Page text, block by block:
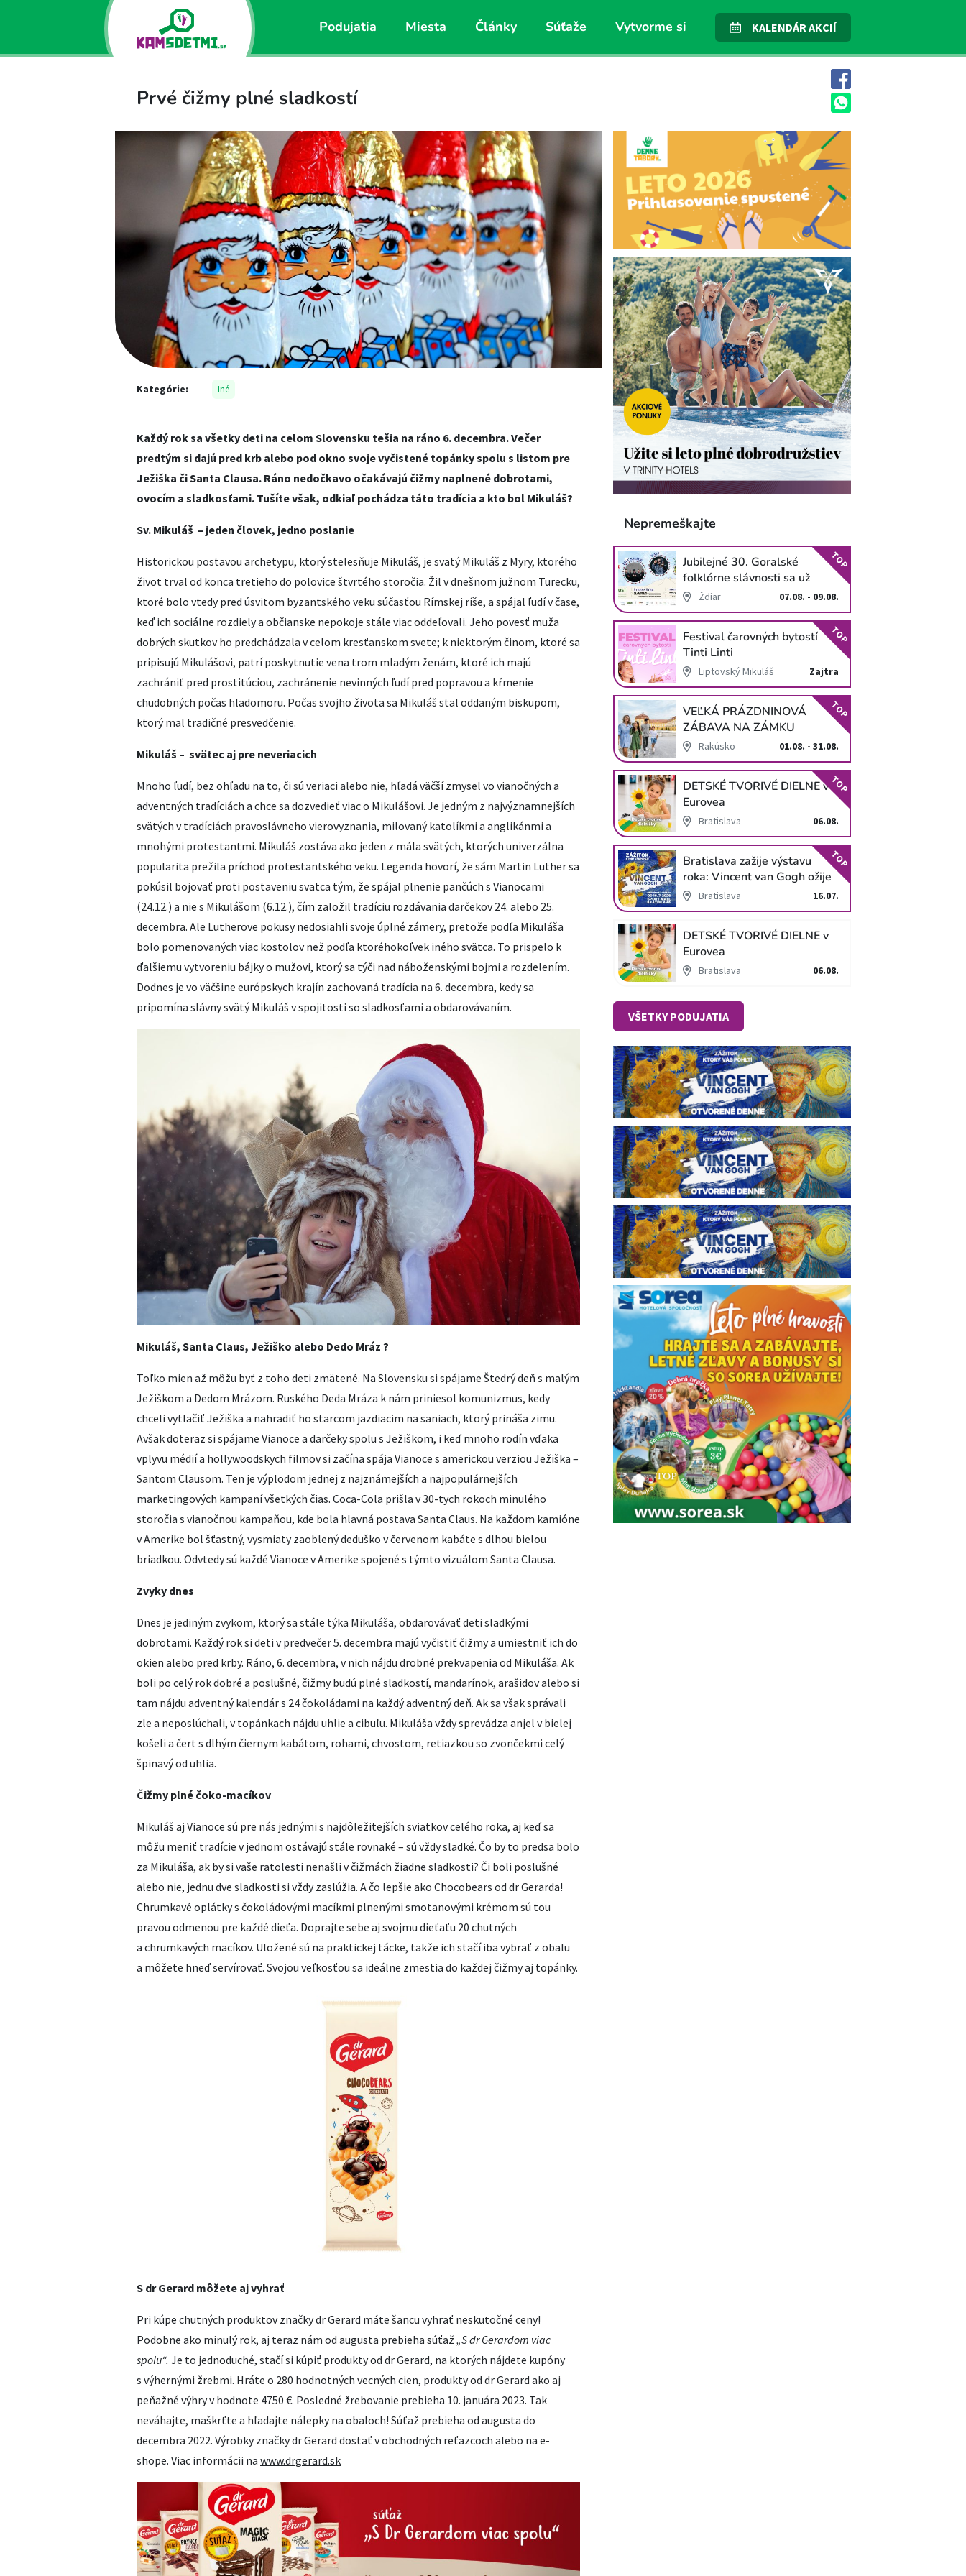
Podujatia Miesta Články Súťaže Vytvorme si KALENDÁR AKCIÍ
Prvé čižmy plné sladkostí
Kategórie: Iné
Každý rok sa všetky deti na celom Slovensku tešia na ráno 6. decembra. Večer
predtým si dajú pred krb alebo pod okno svoje vyčistené topánky spolu s listom pre
Ježiška či Santa Clausa. Ráno nedočkavo očakávajú čižmy naplnené dobrotami,
ovocím a sladkosťami. Tušíte však, odkiaľ pochádza táto tradícia a kto bol Mikuláš?
Sv. Mikuláš – jeden človek, jedno poslanie
Historickou postavou archetypu, ktorý stelesňuje Mikuláš, je svätý Mikuláš z Myry, ktorého
život trval od konca tretieho do polovice štvrtého storočia. Žil v dnešnom južnom Turecku,
ktoré bolo vtedy pred úsvitom byzantského veku súčasťou Rímskej ríše, a spájal ľudí v čase,
keď ich sociálne rozdiely a občianske nepokoje stále viac oddeľovali. Jeho povesť muža
dobrých skutkov ho predchádzala v celom kresťanskom svete; k niektorým činom, ktoré sa
pripisujú Mikulášovi, patrí poskytnutie vena trom mladým ženám, ktoré ich majú
zachrániť pred prostitúciou, zachránenie nevinných ľudí pred popravou a kŕmenie
chudobných počas hladomoru. Počas svojho života sa Mikuláš stal oddaným biskupom,
ktorý mal tradičné presvedčenie.
Mikuláš – svätec aj pre neveriacich
Mnoho ľudí, bez ohľadu na to, či sú veriaci alebo nie, hľadá väčší zmysel vo vianočných a
adventných tradíciách a chce sa dozvedieť viac o Mikulášovi. Je jedným z najvýznamnejších
svätých v tradíciách pravoslávneho vierovyznania, milovaný katolíkmi a anglikánmi a
mnohými protestantmi. Mikuláš zostáva ako jeden z mála svätých, ktorých univerzálna
popularita prežila príchod protestantského veku. Legenda hovorí, že sám Martin Luther sa
pokúsil bojovať proti postaveniu svätca tým, že spájal plnenie pančúch s Vianocami
(24.12.) a nie s Mikulášom (6.12.), čím založil tradíciu rozdávania darčekov 24. alebo 25.
decembra. Ale Lutherove pokusy nedosiahli svoje úplné zámery, pretože podľa Mikuláša
bolo pomenovaných viac kostolov než podľa ktoréhokoľvek iného svätca. To prispelo k
ďalšiemu vytvoreniu bájky o mužovi, ktorý sa týči nad náboženskými bojmi a rozdelením.
Dodnes je vo väčšine európskych krajín zachovaná tradícia na 6. decembra, kedy sa
pripomína slávny svätý Mikuláš v spojitosti so sladkosťami a obdarovávaním.
Mikuláš, Santa Claus, Ježiško alebo Dedo Mráz ?
Toľko mien až môžu byť z toho deti zmätené. Na Slovensku si spájame Štedrý deň s malým
Ježiškom a Dedom Mrázom. Ruského Deda Mráza k nám priniesol komunizmus, kedy
chceli vytlačiť Ježiška a nahradiť ho starcom jazdiacim na saniach, ktorý prináša zimu.
Avšak doteraz si spájame Vianoce a darčeky spolu s Ježiškom, i keď mnoho rodín vďaka
vplyvu médií a hollywoodskych filmov si začína spája Vianoce s americkou verziou Ježiška –
Santom Clausom. Ten je výplodom jednej z najznámejších a najpopulárnejších
marketingových kampaní všetkých čias. Coca-Cola prišla v 30-tych rokoch minulého
storočia s vianočnou kampaňou, kde bola hlavná postava Santa Claus. Na každom kamióne
v Amerike bol šťastný, vysmiaty zaoblený deduško v červenom kabáte s dlhou bielou
briadkou. Odvtedy sú každé Vianoce v Amerike spojené s týmto vizuálom Santa Clausa.
Zvyky dnes
Dnes je jediným zvykom, ktorý sa stále týka Mikuláša, obdarovávať deti sladkými
dobrotami. Každý rok si deti v predvečer 5. decembra majú vyčistiť čižmy a umiestniť ich do
okien alebo pred krby. Ráno, 6. decembra, v nich nájdu drobné prekvapenia od Mikuláša. Ak
boli po celý rok dobré a poslušné, čižmy budú plné sladkostí, mandarínok, arašidov alebo si
tam nájdu adventný kalendár s 24 čokoládami na každý adventný deň. Ak sa však správali
zle a neposlúchali, v topánkach nájdu uhlie a cibuľu. Mikuláša vždy sprevádza anjel v bielej
košeli a čert s dlhým čiernym kabátom, rohami, chvostom, retiazkou so zvončekmi celý
špinavý od uhlia.
Čižmy plné čoko-macíkov
Mikuláš aj Vianoce sú pre nás jednými s najdôležitejších sviatkov celého roka, aj keď sa
môžu meniť tradície v jednom ostávajú stále rovnaké – sú vždy sladké. Čo by to predsa bolo
za Mikuláša, ak by si vaše ratolesti nenašli v čižmách žiadne sladkosti? Či boli poslušné
alebo nie, jednu dve sladkosti si vždy zaslúžia. A čo lepšie ako Chocobears od dr Gerarda!
Chrumkavé oplátky s čokoládovými macíkmi plnenými smotanovými krémom sú tou
pravou odmenou pre každé dieťa. Doprajte sebe aj svojmu dieťaťu 20 chutných
a chrumkavých macíkov. Uložené sú na praktickej tácke, takže ich stačí iba vybrať z obalu
a môžete hneď servírovať. Svojou veľkosťou sa ideálne zmestia do každej čižmy aj topánky.
S dr Gerard môžete aj vyhrať
Pri kúpe chutných produktov značky dr Gerard máte šancu vyhrať neskutočné ceny!
Podobne ako minulý rok, aj teraz nám od augusta prebieha súťaž „S dr Gerardom viac
spolu“. Je to jednoduché, stačí si kúpiť produkty od dr Gerard, na ktorých nájdete kupóny
s výhernými žrebmi. Hráte o 280 hodnotných vecných cien, produkty od dr Gerard ako aj
peňažné výhry v hodnote 4750 €. Posledné žrebovanie prebieha 10. januára 2023. Tak
neváhajte, maškrťte a hľadajte nálepky na obaloch! Súťaž prebieha od augusta do
decembra 2022. Výrobky značky dr Gerard dostať v obchodných reťazcoch alebo na e-
shope. Viac informácii na www.drgerard.sk
Nepremeškajte
Jubilejné 30. Goralské
folklórne slávnosti sa už
blížiaŽdiar 07.08. - 09.08.
TOP
Festival čarovných bytostí
Tinti Linti
Liptovský Mikuláš Zajtra
TOP
VEĽKÁ PRÁZDNINOVÁ
ZÁBAVA NA ZÁMKU
SCHLOSS HOF
Rakúsko 01.08. - 31.08.
TOP
DETSKÉ TVORIVÉ DIELNE v
Eurovea
Bratislava 06.08.
TOP
Bratislava zažije výstavu
roka: Vincent van Gogh ožije
v unikátnej imerzívnej šou!
Bratislava 16.07.
TOP
DETSKÉ TVORIVÉ DIELNE v
Eurovea
Bratislava 06.08.
VŠETKY PODUJATIA